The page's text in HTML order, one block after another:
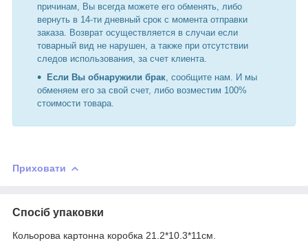
причинам, Вы всегда можете его обменять, либо
вернуть в 14-ти дневный срок с момента отправки
заказа. Возврат осуществляется в случаи если
товарный вид не нарушен, а также при отсутствии
следов использования, за счет клиента.
Если Вы обнаружили брак , сообщите нам. И мы
обменяем его за свой счет, либо возместим 100%
стоимости товара.
Приховати
Спосіб упаковки
Кольорова картонна коробка 21.2*10.3*11см.